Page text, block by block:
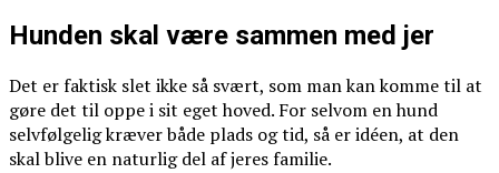
Hunden skal være sammen med jer
Det er faktisk slet ikke så svært, som man kan komme til at
gøre det til oppe i sit eget hoved. For selvom en hund
selvfølgelig kræver både plads og tid, så er idéen, at den
skal blive en naturlig del af jeres familie.